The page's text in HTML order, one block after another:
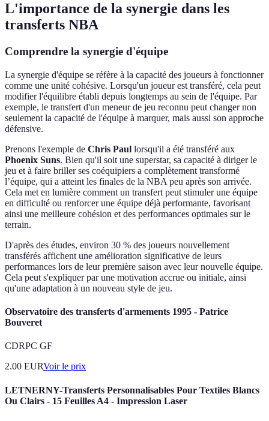
L'importance de la synergie dans les
transferts NBA
Comprendre la synergie d'équipe
La synergie d'équipe se réfère à la capacité des joueurs à fonctionner
comme une unité cohésive. Lorsqu'un joueur est transféré, cela peut
modifier l'équilibre établi depuis longtemps au sein de l'équipe. Par
exemple, le transfert d'un meneur de jeu reconnu peut changer non
seulement la capacité de l'équipe à marquer, mais aussi son approche
défensive.
Prenons l'exemple de Chris Paul lorsqu'il a été transféré aux
Phoenix Suns. Bien qu'il soit une superstar, sa capacité à diriger le
jeu et à faire briller ses coéquipiers a complètement transformé
l’équipe, qui a atteint les finales de la NBA peu après son arrivée.
Cela met en lumière comment un transfert peut stimuler une équipe
en difficulté ou renforcer une équipe déjà performante, favorisant
ainsi une meilleure cohésion et des performances optimales sur le
terrain.
D'après des études, environ 30 % des joueurs nouvellement
transférés affichent une amélioration significative de leurs
performances lors de leur première saison avec leur nouvelle équipe.
Cela peut s'expliquer par une motivation accrue ou initiale, ainsi
qu'une adaptation à un nouveau style de jeu.
Observatoire des transferts d'armements 1995 - Patrice
Bouveret
CDRPC GF
2.00 EURVoir le prix
LETNERNY-Transferts Personnalisables Pour Textiles Blancs
Ou Clairs - 15 Feuilles A4 - Impression Laser